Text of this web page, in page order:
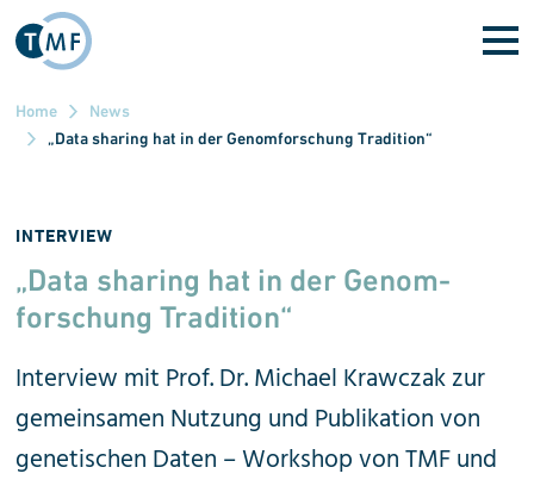
Direkt zum Inhalt
Home
News
„Data sharing hat in der Genomforschung Tradition“
INTERVIEW
„Data sharing hat in der Genom­
forschung Tradition“
Interview mit Prof. Dr. Michael Krawczak zur
gemeinsamen Nutzung und Publikation von
genetischen Daten – Workshop von TMF und